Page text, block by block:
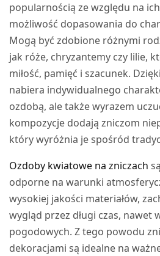
popularnością ze względu na
możliwość dopasowania do
Mogą być zdobione różnymi
jak róże, chryzantemy czy lilie,
miłość, pamięć i szacunek.
nabiera indywidualnego
ozdobą, ale także wyrazem
kompozycje dodają zniczom
który wyróżnia je spośród
Ozdoby kwiatowe na zniczach
odporne na warunki
wysokiej jakości materiałów,
wygląd przez długi czas, nawet
pogodowych. Z tego powodu
dekoracjami są idealne na